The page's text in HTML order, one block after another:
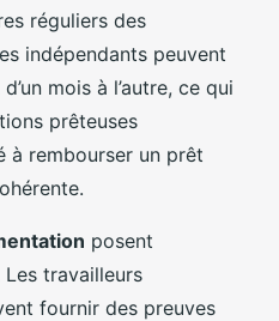
réguliers des
indépendants peuvent
mois à l’autre, ce qui
prêteuses
à rembourser un prêt
posent
travailleurs
fournir des preuves